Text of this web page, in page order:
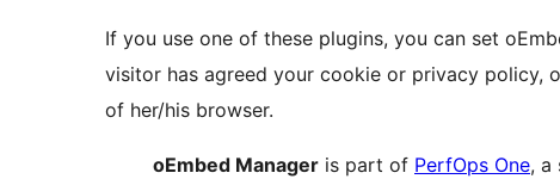
If you use one of these plugins, you can set
visitor has agreed your cookie or privacy policy,
of her/his browser.
oEmbed Manager is part of PerfOps One, a